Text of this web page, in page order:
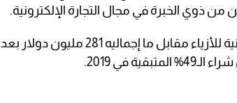
ذوي الخبرة في مجال التجارة الإلكترونية.
واشترت إعمار شركة “نمشي” للتجارة الإلكترونية للأزياء مقابل ما إجماليه 281 مليون دولار بعد